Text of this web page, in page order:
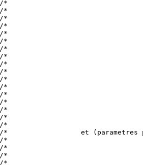
/*
/*
/*
/*
/*
/*                                      F
/*
/*
/*                                      F
/*
/*
/*                                      F
/*
/*
/*
/*
/*
/*                  et
/*
/*
/*
/*